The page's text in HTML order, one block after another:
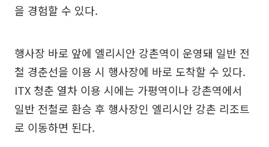
을 경험할 수 있다.
행사장 바로 앞에 엘리시안 강촌역이 운영돼 일반 전
철 경춘선을 이용 시 행사장에 바로 도착할 수 있다.
ITX 청춘 열차 이용 시에는 가평역이나 강촌역에서
일반 전철로 환승 후 행사장인 엘리시안 강촌 리조트
로 이동하면 된다.